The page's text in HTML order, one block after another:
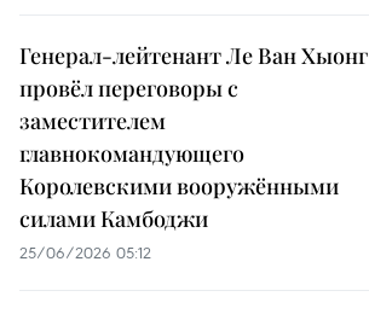
Генерал-лейтенант Ле Ван Хыонг
провёл переговоры с
заместителем
главнокомандующего
Королевскими вооружёнными
силами Камбоджи
25/06/2026 05:12